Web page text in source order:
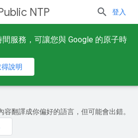
NTP 登入
服務，可讓您與 Google 的原子時
說明
容翻譯成你偏好的語言，但可能會出錯。